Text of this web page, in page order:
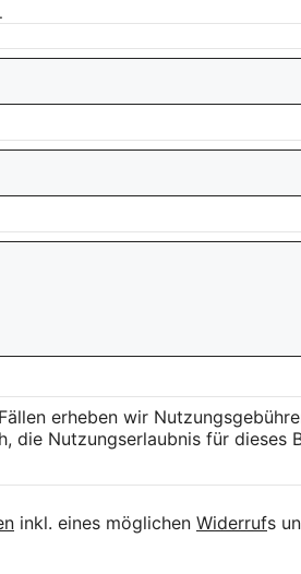
erheben wir
die Nutzungserlaubnis für dieses
inkl. eines möglichen Widerrufs